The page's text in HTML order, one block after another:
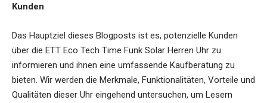
Kunden
Das Hauptziel dieses Blogposts ist es, potenzielle Kunden
über die ETT Eco Tech Time Funk Solar Herren Uhr zu
informieren und ihnen eine umfassende Kaufberatung zu
bieten. Wir werden die Merkmale, Funktionalitäten, Vorteile und
Qualitäten dieser Uhr eingehend untersuchen, um Lesern